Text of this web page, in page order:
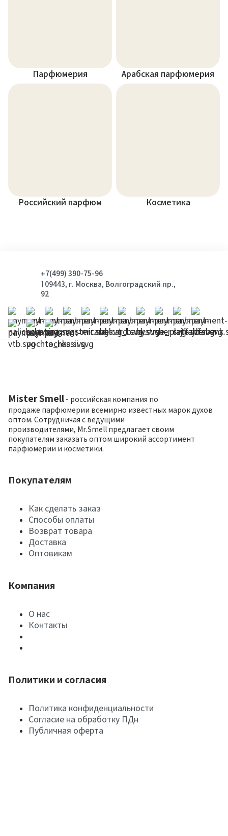
Парфюмерия Арабская парфюмерия
Российский парфюм Косметика
+7(499) 390-75-96
109443, г. Москва, Волгоградский пр.,
92
Mister Smell - российская компания по
продаже парфюмерии всемирно известных марок духов
оптом. Сотрудничая с ведущими
производителями, Mr.Smell предлагает своим
покупателям заказать оптом широкий ассортимент
парфюмерии и косметики.
Покупателям
Как сделать заказ
Способы оплаты
Возврат товара
Доставка
Оптовикам
Компания
О нас
Контакты
Политики и согласия
Политика конфиденциальности
Согласие на обработку ПДн
Публичная оферта